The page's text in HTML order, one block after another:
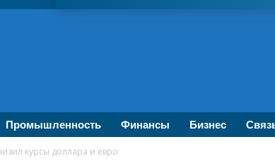
Промышленность Финансы Бизнес
курсы доллара и евро